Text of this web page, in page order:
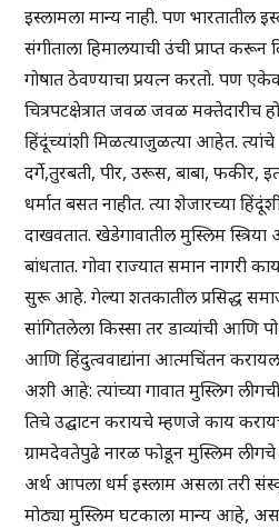
इस्लामला मान्य नाही. पण भारतातील
संगीताला हिमालयाची उंची प्राप्त करून
गोषात ठेवण्याचा प्रयत्न करतो. पण
चित्रपटक्षेत्रात जवळ जवळ मक्तेदारीच
हिंदूंच्यांशी मिळत्याजुळत्या आहेत. त्यांचे
दर्गे,तुरबती, पीर, उरूस, बाबा, फकीर,
धर्मात बसत नाहीत. त्या शेजारच्या
दाखवतात. खेडेगावातील मुस्लिम
बांधतात. गोवा राज्यात समान नागरी
सुरू आहे. गेल्या शतकातील प्रसिद्ध
सांगितलेला किस्सा तर डाव्यांची आणि
आणि हिंदुत्ववाद्यांना आत्मचिंतन
अशी आहे: त्यांच्या गावात मुस्लिग
तिचे उद्घाटन करायचे म्हणजे काय
ग्रामदेवतेपुढे नारळ फोडून मुस्लिम
अर्थ आपला धर्म इस्लाम असला तरी
मोठ्या मुस्लिम घटकाला मान्य आहे,